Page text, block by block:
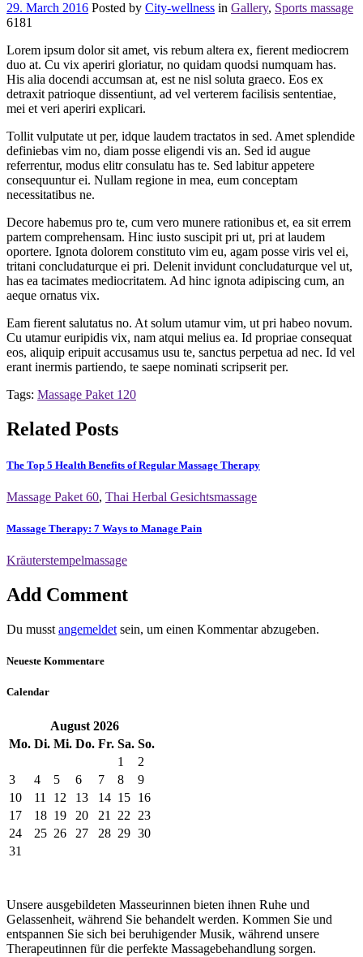
29. March 2016 Posted by City-wellness in Gallery, Sports massage
6181
Lorem ipsum dolor sit amet, vis rebum altera ex, fierent mediocrem
duo at. Cu vix aperiri gloriatur, no quidam quodsi numquam has.
His alia docendi accumsan at, est ne nisl soluta graeco. Eos ex
detraxit patrioque dissentiunt, ad vel verterem facilisis sententiae,
mei et veri aperiri explicari.
Tollit vulputate ut per, idque laudem tractatos in sed. Amet splendide
definiebas vim no, diam posse eligendi vis an. Sed id augue
referrentur, modus elitr consulatu has te. Sed labitur appetere
consequuntur ei. Nullam regione in mea, eum conceptam
necessitatibus ne.
Decore habemus pro te, cum vero munere rationibus et, ea sit errem
partem comprehensam. Hinc iusto suscipit pri ut, pri at laudem
oportere. Ignota dolorem constituto vim eu, agam posse viris vel ei,
tritani concludaturque ei pri. Delenit invidunt concludaturque vel ut,
has ea tacimates mediocritatem. Ad hinc ignota adipiscing cum, an
aeque ornatus vix.
Eam fierent salutatus no. At solum utamur vim, ut pri habeo novum.
Cu utamur euripidis vix, nam atqui melius ea. Id propriae consequat
eos, aliquip eripuit accusamus usu te, sanctus perpetua ad nec. Id vel
erant inermis partiendo, te saepe nominati scripserit per.
Tags: Massage Paket 120
Related Posts
The Top 5 Health Benefits of Regular Massage Therapy
Massage Paket 60, Thai Herbal Gesichtsmassage
Massage Therapy: 7 Ways to Manage Pain
Kräuterstempelmassage
Add Comment
Du musst angemeldet sein, um einen Kommentar abzugeben.
Neueste Kommentare
Calendar
August 2026
Mo. Di. Mi. Do. Fr. Sa. So.
1
2
3
4 5 6 7 8
9
10
11 12 13 14 15 16
17
18 19 20 21 22
23
24
25 26 27 28 29 30
31
Unsere ausgebildeten Masseurinnen bieten ihnen Ruhe und
Gelassenheit, während Sie behandelt werden. Kommen Sie und
entspannen Sie sich bei beruhigender Musik, während unsere
Therapeutinnen für die perfekte Massagebehandlung sorgen.